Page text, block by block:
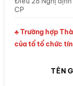
CP
♣ Trường hợp
của tổ tổ chức
TÊN